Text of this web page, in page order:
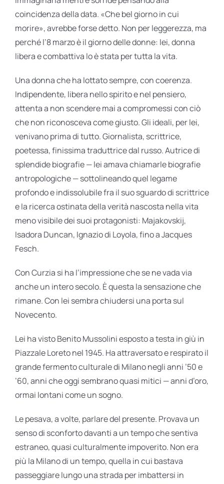
coincidenza della data. «Che bel giorno in cui
morire», avrebbe forse detto. Non per leggerezza, ma
perché l’8 marzo è il giorno delle donne: lei, donna
libera e combattiva lo è stata per tutta la vita.
Una donna che ha lottato sempre, con coerenza.
Indipendente, libera nello spirito e nel pensiero,
attenta a non scendere mai a compromessi con ciò
che non riconosceva come giusto. Gli ideali, per lei,
venivano prima di tutto. Giornalista, scrittrice,
poetessa, finissima traduttrice dal russo. Autrice di
splendide biografie — lei amava chiamarle biografie
antropologiche — sottolineando quel legame
profondo e indissolubile fra il suo sguardo di scrittrice
e la ricerca ostinata della verità nascosta nella vita
meno visibile dei suoi protagonisti: Majakovskij,
Isadora Duncan, Ignazio di Loyola, fino a Jacques
Fesch.
Con Curzia si ha l’impressione che se ne vada via
anche un intero secolo. È questa la sensazione che
rimane. Con lei sembra chiudersi una porta sul
Novecento.
Lei ha visto Benito Mussolini esposto a testa in giù in
Piazzale Loreto nel 1945. Ha attraversato e respirato il
grande fermento culturale di Milano negli anni ’50 e
’60, anni che oggi sembrano quasi mitici — anni d’oro,
ormai lontani come un sogno.
Le pesava, a volte, parlare del presente. Provava un
senso di sconforto davanti a un tempo che sentiva
estraneo, quasi culturalmente impoverito. Non era
più la Milano di un tempo, quella in cui bastava
passeggiare lungo una strada per imbattersi in